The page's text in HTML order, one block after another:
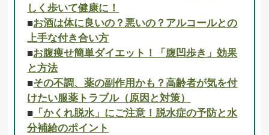
しく歩いて健康に！
■お酒は体に良いの？悪いの？アルコールとの
上手な付き合い方
■お腹痩せ簡単ダイエット！「腹凹歩き」効果
と方法
■その不調、薬の副作用かも？高齢者が気を付
けたい服薬トラブル（原因と対策）
■ 「かくれ脱水」にご注意！脱水症の予防と水
分補給のポイント